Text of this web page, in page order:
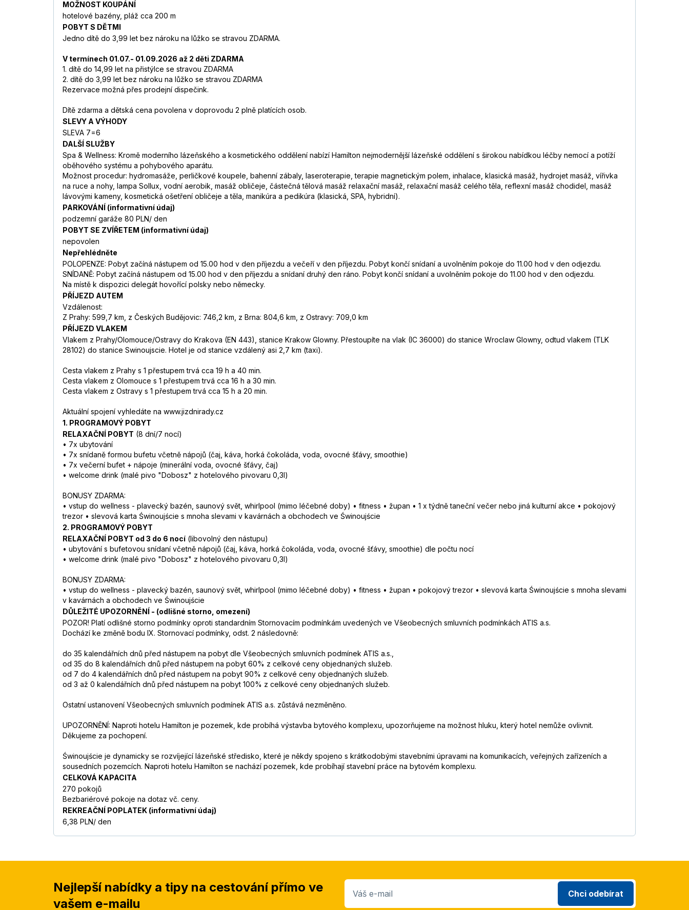
MOŽNOST KOUPÁNÍ
hotelové bazény, pláž cca 200 m
POBYT S DĚTMI
Jedno dítě do 3,99 let bez nároku na lůžko se stravou ZDARMA.
V termínech 01.07.- 01.09.2026 až 2 děti ZDARMA
1. dítě do 14,99 let na přistýlce se stravou ZDARMA
2. dítě do 3,99 let bez nároku na lůžko se stravou ZDARMA
Rezervace možná přes prodejní dispečink.
Dítě zdarma a dětská cena povolena v doprovodu 2 plně platících osob.
SLEVY A VÝHODY
SLEVA 7=6
DALŠÍ SLUŽBY
Spa & Wellness: Kromě moderního lázeňského a kosmetického oddělení nabízí Hamilton nejmodernější lázeňské oddělení s širokou nabídkou léčby nemocí a potíží
oběhového systému a pohybového aparátu.
Možnost procedur: hydromasáže, perličkové koupele, bahenní zábaly, laseroterapie, terapie magnetickým polem, inhalace, klasická masáž, hydrojet masáž, vířivka
na ruce a nohy, lampa Sollux, vodní aerobik, masáž obličeje, částečná tělová masáž relaxační masáž, relaxační masáž celého těla, reflexní masáž chodidel, masáž
lávovými kameny, kosmetická ošetření obličeje a těla, manikúra a pedikúra (klasická, SPA, hybridní).
PARKOVÁNÍ (informativní údaj)
podzemní garáže 80 PLN/ den
POBYT SE ZVÍŘETEM (informativní údaj)
nepovolen
Nepřehlédněte
POLOPENZE: Pobyt začíná nástupem od 15.00 hod v den příjezdu a večeří v den příjezdu. Pobyt končí snídaní a uvolněním pokoje do 11.00 hod v den odjezdu.
SNÍDANĚ: Pobyt začíná nástupem od 15.00 hod v den příjezdu a snídaní druhý den ráno. Pobyt končí snídaní a uvolněním pokoje do 11.00 hod v den odjezdu.
Na místě k dispozici delegát hovořící polsky nebo německy.
PŘÍJEZD AUTEM
Vzdálenost:
Z Prahy: 599,7 km, z Českých Budějovic: 746,2 km, z Brna: 804,6 km, z Ostravy: 709,0 km
PŘÍJEZD VLAKEM
Vlakem z Prahy/Olomouce/Ostravy do Krakova (EN 443), stanice Krakow Glowny. Přestoupíte na vlak (IC 36000) do stanice Wroclaw Glowny, odtud vlakem (TLK
28102) do stanice Swinoujscie. Hotel je od stanice vzdálený asi 2,7 km (taxi).
Cesta vlakem z Prahy s 1 přestupem trvá cca 19 h a 40 min.
Cesta vlakem z Olomouce s 1 přestupem trvá cca 16 h a 30 min.
Cesta vlakem z Ostravy s 1 přestupem trvá cca 15 h a 20 min.
Aktuální spojení vyhledáte na www.jizdnirady.cz
1. PROGRAMOVÝ POBYT
RELAXAČNÍ POBYT (8 dní/7 nocí)
• 7x ubytování
• 7x snídaně formou bufetu včetně nápojů (čaj, káva, horká čokoláda, voda, ovocné šťávy, smoothie)
• 7x večerní bufet + nápoje (minerální voda, ovocné šťávy, čaj)
• welcome drink (malé pivo "Dobosz" z hotelového pivovaru 0,3l)
BONUSY ZDARMA:
• vstup do wellness - plavecký bazén, saunový svět, whirlpool (mimo léčebné doby) • fitness • župan • 1 x týdně taneční večer nebo jiná kulturní akce • pokojový
trezor • slevová karta Świnoujście s mnoha slevami v kavárnách a obchodech ve Świnoujście
2. PROGRAMOVÝ POBYT
RELAXAČNÍ POBYT od 3 do 6 nocí (libovolný den nástupu)
• ubytování s bufetovou snídaní včetně nápojů (čaj, káva, horká čokoláda, voda, ovocné šťávy, smoothie) dle počtu nocí
• welcome drink (malé pivo "Dobosz" z hotelového pivovaru 0,3l)
BONUSY ZDARMA:
• vstup do wellness - plavecký bazén, saunový svět, whirlpool (mimo léčebné doby) • fitness • župan • pokojový trezor • slevová karta Świnoujście s mnoha slevami
v kavárnách a obchodech ve Świnoujście
DŮLEŽITÉ UPOZORNĚNÍ - (odlišné storno, omezení)
POZOR! Platí odlišné storno podmínky oproti standardním Stornovacím podmínkám uvedených ve Všeobecných smluvních podmínkách ATIS a.s.
Dochází ke změně bodu IX. Stornovací podmínky, odst. 2 následovně:
do 35 kalendářních dnů před nástupem na pobyt dle Všeobecných smluvních podmínek ATIS a.s.,
od 35 do 8 kalendářních dnů před nástupem na pobyt 60% z celkové ceny objednaných služeb.
od 7 do 4 kalendářních dnů před nástupem na pobyt 90% z celkové ceny objednaných služeb.
od 3 až 0 kalendářních dnů před nástupem na pobyt 100% z celkové ceny objednaných služeb.
Ostatní ustanovení Všeobecných smluvních podmínek ATIS a.s. zůstává nezměněno.
UPOZORNĚNÍ: Naproti hotelu Hamilton je pozemek, kde probíhá výstavba bytového komplexu, upozorňujeme na možnost hluku, který hotel nemůže ovlivnit.
Děkujeme za pochopení.
Świnoujście je dynamicky se rozvíjející lázeňské středisko, které je někdy spojeno s krátkodobými stavebními úpravami na komunikacích, veřejných zařízeních a
sousedních pozemcích. Naproti hotelu Hamilton se nachází pozemek, kde probíhají stavební práce na bytovém komplexu.
CELKOVÁ KAPACITA
270 pokojů
Bezbariérové pokoje na dotaz vč. ceny.
REKREAČNÍ POPLATEK (informativní údaj)
6,38 PLN/ den
Nejlepší nabídky a tipy na cestování přímo ve
vašem e-mailu
Váš e-mail Chci odebírat